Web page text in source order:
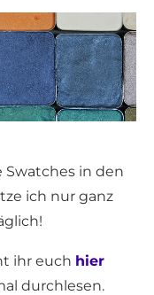
Swatches in den
ich nur ganz
ihr euch hier
durchlesen.